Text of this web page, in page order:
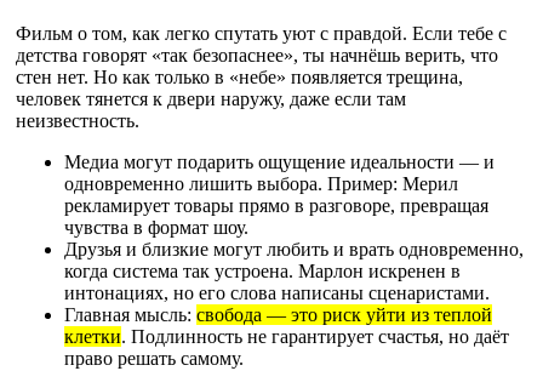
Фильм о том, как легко спутать уют с правдой. Если тебе с
детства говорят «так безопаснее», ты начнёшь верить, что
стен нет. Но как только в «небе» появляется трещина,
человек тянется к двери наружу, даже если там
неизвестность.
Медиа могут подарить ощущение идеальности — и
одновременно лишить выбора. Пример: Мерил
рекламирует товары прямо в разговоре, превращая
чувства в формат шоу.
Друзья и близкие могут любить и врать одновременно,
когда система так устроена. Марлон искренен в
интонациях, но его слова написаны сценаристами.
Главная мысль: свобода — это риск уйти из теплой
клетки. Подлинность не гарантирует счастья, но даёт
право решать самому.